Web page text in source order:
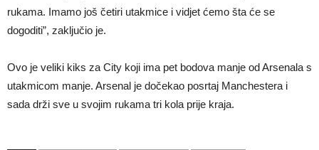
rukama. Imamo još četiri utakmice i vidjet ćemo šta će se
dogoditi”, zaključio je.
Ovo je veliki kiks za City koji ima pet bodova manje od Arsenala s
utakmicom manje. Arsenal je dočekao posrtaj Manchestera i
sada drži sve u svojim rukama tri kola prije kraja.